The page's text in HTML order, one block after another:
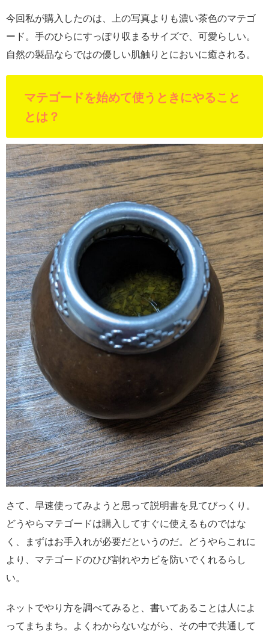
今回私が購入したのは、上の写真よりも濃い茶色のマテゴ
ード。手のひらにすっぽり収まるサイズで、可愛らしい。
自然の製品ならではの優しい肌触りとにおいに癒される。
マテゴードを始めて使うときにやること
とは？
さて、早速使ってみようと思って説明書を見てびっくり。
どうやらマテゴードは購入してすぐに使えるものではな
く、まずはお手入れが必要だというのだ。どうやらこれに
より、マテゴードのひび割れやカビを防いでくれるらし
い。
ネットでやり方を調べてみると、書いてあることは人によ
ってまちまち。よくわからないながら、その中で共通して